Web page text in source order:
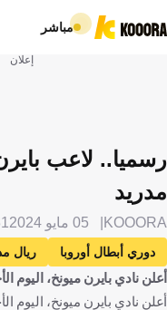
مباشر
إعلان
رسميا.. لاعب
مدريد
KOOORA 05 مايو 2024
دوري أبطال أوروبا ريال
ألمانيا
رافائيل جوريرو
أعلن نادي بايرن ميونخ، اليوم
أعلن نادي بايرن ميونخ، اليوم